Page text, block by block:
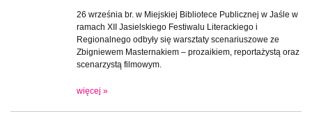
26 września br. w Miejskiej Bibliotece Publicznej w Jaśle w
ramach XII Jasielskiego Festiwalu Literackiego i
Regionalnego odbyły się warsztaty scenariuszowe ze
Zbigniewem Masternakiem – prozaikiem, reportażystą oraz
scenarzystą filmowym.
więcej »